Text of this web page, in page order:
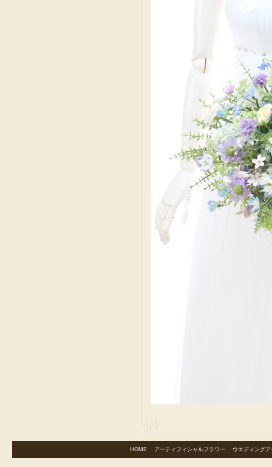
HOME｜ アーティフィシャルフラワー｜ ウエディングア